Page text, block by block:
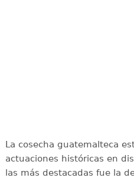
La cosecha guatemalteca
actuaciones históricas en
las más destacadas fue la